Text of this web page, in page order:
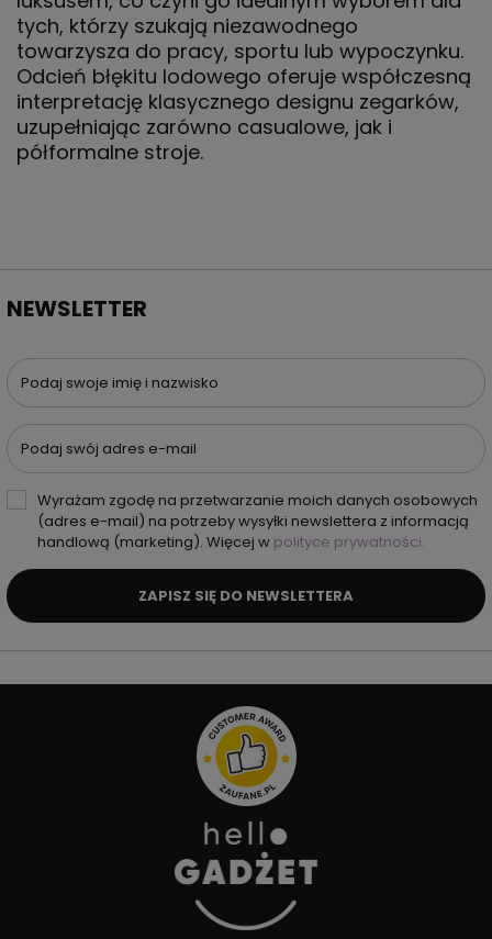
tych, którzy szukają niezawodnego
towarzysza do pracy, sportu lub wypoczynku.
Odcień błękitu lodowego oferuje współczesną
interpretację klasycznego designu zegarków,
uzupełniając zarówno casualowe, jak i
półformalne stroje.
NEWSLETTER
Podaj swoje imię i nazwisko
Podaj swój adres e-mail
Wyrażam zgodę na przetwarzanie moich danych osobowych
(adres e-mail) na potrzeby wysyłki newslettera z informacją
handlową (marketing). Więcej w polityce prywatności.
ZAPISZ SIĘ DO NEWSLETTERA